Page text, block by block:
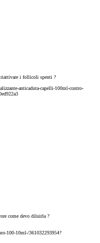
riattivare i follicoli spenti ?
anticaduta-capelli-100ml-contro-
come devo diluirla ?
100-10ml-/361032293954?